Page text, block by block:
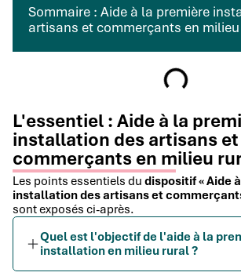
Sommaire : Aide à la première
artisans et commerçants en
L'essentiel : Aide à la
installation des artisans et
commerçants en milieu
Les points essentiels du dispositif « Aide
installation des artisans et
sont exposés ci-après.
Quel est l'objectif de l'aide à la
installation en milieu rural ?